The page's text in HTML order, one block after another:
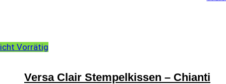
Vorrätig
Versa Clair Stempelkissen – Chianti